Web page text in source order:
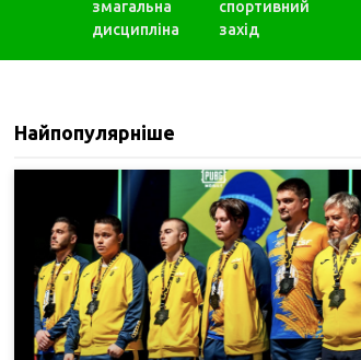
змагальна
дисципліна
спортивний
захід
Найпопулярніше